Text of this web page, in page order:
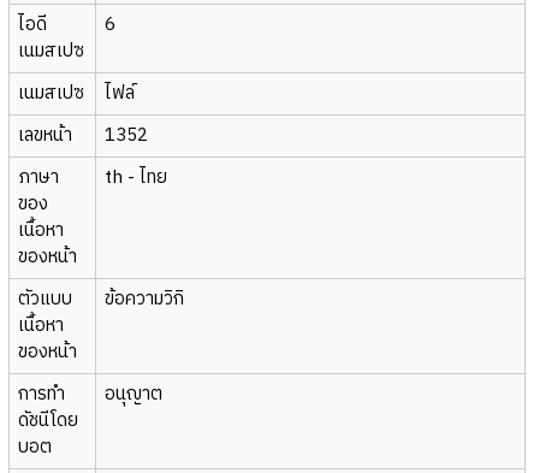
ไอดี
เนมสเปซ
6
เนมสเปซ
ไฟล์
เลขหน้า
1352
ภาษา
ของ
เนื้อหา
ของหน้า
th - ไทย
ตัวแบบ
เนื้อหา
ของหน้า
ข้อความวิกิ
การทำ
ดัชนีโดย
บอต
อนุญาต